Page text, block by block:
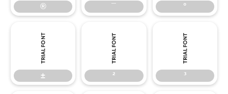
® ¯ °
±
±
²
²
³
³